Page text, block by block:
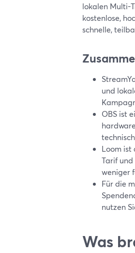
lokalen Multi-
kostenlose,
schnelle,
und
OBS ist
Loom ist
Tarif
weniger
Für die
nutzen
Was